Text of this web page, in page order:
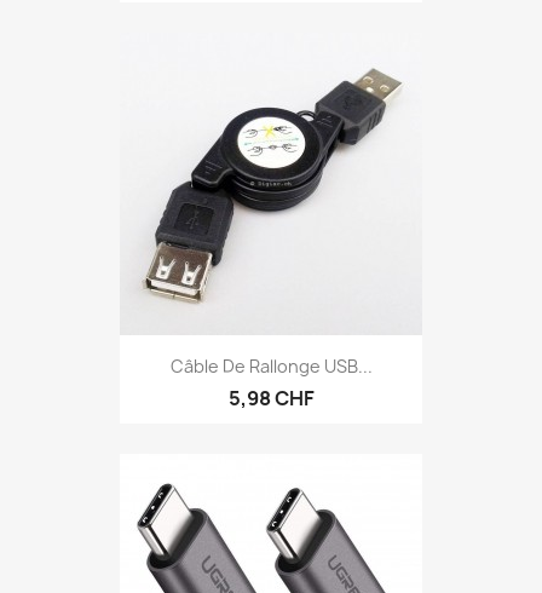
Câble De Rallonge USB...
5,98 CHF